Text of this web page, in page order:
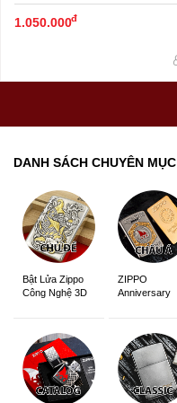
1.050.000đ
DANH SÁCH CHUYÊN MỤC
Bật Lửa Zippo
Công Nghệ 3D
ZIPPO
Anniversary